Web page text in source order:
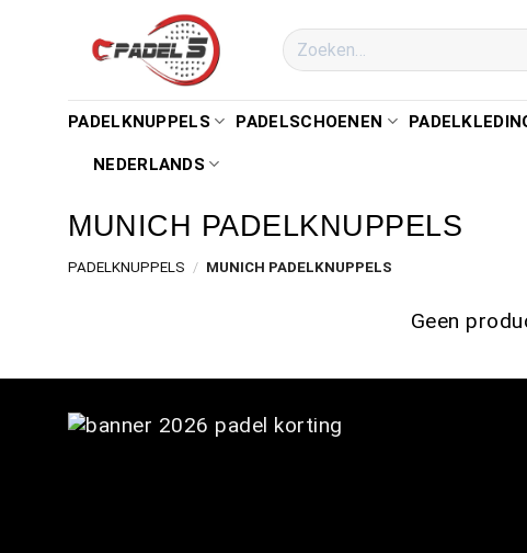
PADELKNUPPELS PADELSCHOENEN
NEDERLANDS
MUNICH PADELKNUPPELS
PADELKNUPPELS / MUNICH PADELKNUPPELS
Geen